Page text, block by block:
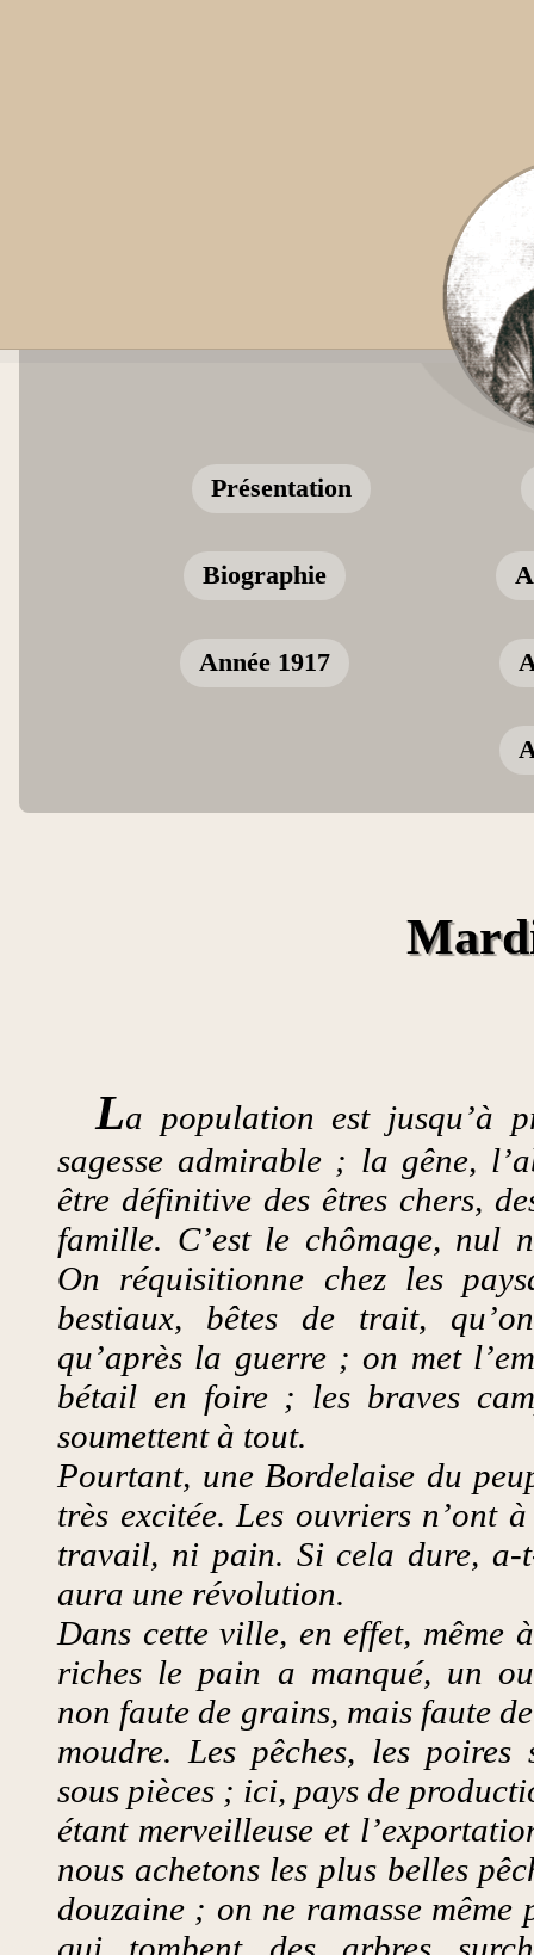
Présentation
Biographie
Année 1917
La population est jusqu’à
sagesse admirable ; la gêne,
être définitive des êtres chers,
famille. C’est le chômage, nul
On réquisitionne chez les
bestiaux, bêtes de trait,
qu’après la guerre ; on met
bétail en foire ; les braves
soumettent à tout.
Pourtant, une Bordelaise du
très excitée. Les ouvriers n’ont
travail, ni pain. Si cela dure,
aura une révolution.
Dans cette ville, en effet, même
riches le pain a manqué, un
non faute de grains, mais faute
moudre. Les pêches, les poires
sous pièces ; ici, pays de
étant merveilleuse et
nous achetons les plus belles
douzaine ; on ne ramasse même